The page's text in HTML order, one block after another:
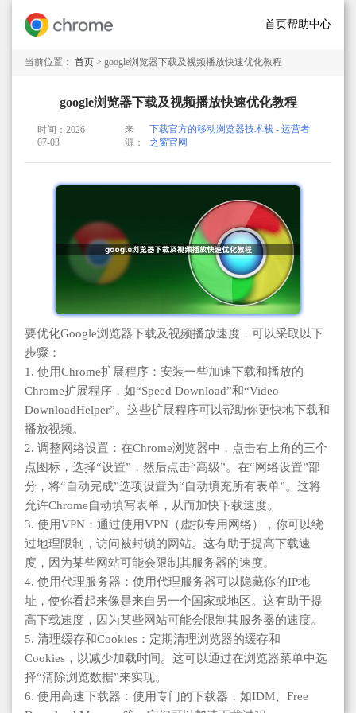
首页帮助中心
当前位置： 首页 > google浏览器下载及视频播放快速优化教程
google浏览器下载及视频播放快速优化教程
时间：2026-
07-03
来
源：
下载官方的移动浏览器技术栈 - 运营者
之窗官网
要优化Google浏览器下载及视频播放速度，可以采取以下
步骤：
1. 使用Chrome扩展程序：安装一些加速下载和播放的
Chrome扩展程序，如“Speed Download”和“Video
DownloadHelper”。这些扩展程序可以帮助你更快地下载和
播放视频。
2. 调整网络设置：在Chrome浏览器中，点击右上角的三个
点图标，选择“设置”，然后点击“高级”。在“网络设置”部
分，将“自动完成”选项设置为“自动填充所有表单”。这将
允许Chrome自动填写表单，从而加快下载速度。
3. 使用VPN：通过使用VPN（虚拟专用网络），你可以绕
过地理限制，访问被封锁的网站。这有助于提高下载速
度，因为某些网站可能会限制其服务器的速度。
4. 使用代理服务器：使用代理服务器可以隐藏你的IP地
址，使你看起来像是来自另一个国家或地区。这有助于提
高下载速度，因为某些网站可能会限制其服务器的速度。
5. 清理缓存和Cookies：定期清理浏览器的缓存和
Cookies，以减少加载时间。这可以通过在浏览器菜单中选
择“清除浏览数据”来实现。
6. 使用高速下载器：使用专门的下载器，如IDM、Free